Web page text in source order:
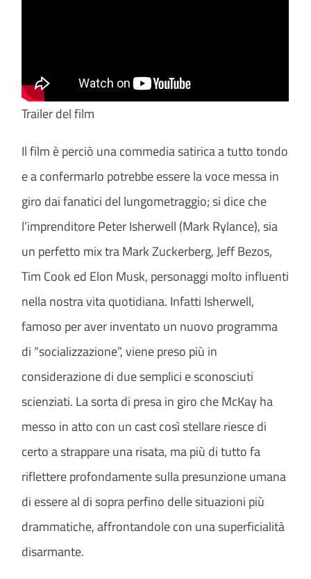
Trailer del film
Il film è perciò una commedia satirica a tutto tondo
e a confermarlo potrebbe essere la voce messa in
giro dai fanatici del lungometraggio; si dice che
l’imprenditore Peter Isherwell (Mark Rylance), sia
un perfetto mix tra Mark Zuckerberg, Jeff Bezos,
Tim Cook ed Elon Musk, personaggi molto influenti
nella nostra vita quotidiana. Infatti Isherwell,
famoso per aver inventato un nuovo programma
di “socializzazione”, viene preso più in
considerazione di due semplici e sconosciuti
scienziati. La sorta di presa in giro che McKay ha
messo in atto con un cast così stellare riesce di
certo a strappare una risata, ma più di tutto fa
riflettere profondamente sulla presunzione umana
di essere al di sopra perfino delle situazioni più
drammatiche, affrontandole con una superficialità
disarmante.